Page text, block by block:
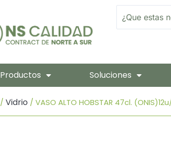
Productos Soluciones
/ Vidrio / VASO ALTO HOBSTAR 47cl.